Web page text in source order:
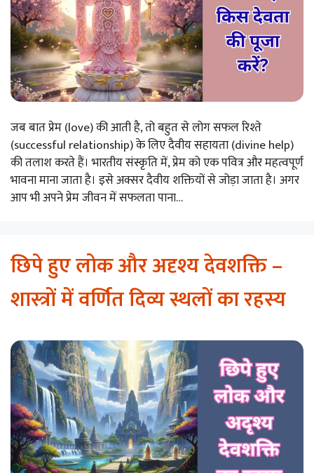
जब बात प्रेम (love) की आती है, तो बहुत से लोग सफल रिश्ते
(successful relationship) के लिए दैवीय सहायता (divine help)
की तलाश करते हैं। भारतीय संस्कृति में, प्रेम को एक पवित्र और महत्वपूर्ण
भावना माना जाता है। इसे अक्सर दैवीय शक्तियों से जोड़ा जाता है। अगर
आप भी अपने प्रेम जीवन में सफलता पाना…
छिपे हुए लोक और अदृश्य देवशक्ति –
शास्त्रों में वर्णित दिव्य स्थलों का रहस्य